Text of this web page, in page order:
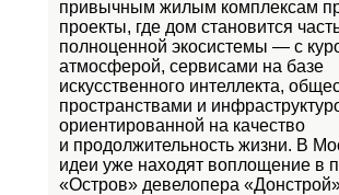
привычным жилым комплексам
проекты, где дом становится
полноценной экосистемы — с
атмосферой, сервисами на базе
искусственного интеллекта,
пространствами и
ориентированной на качество
и продолжительность жизни. В
идеи уже находят воплощение в
«Остров» девелопера